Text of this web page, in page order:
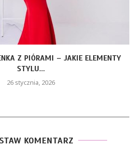
Z PIÓRAMI – JAKIE ELEMENTY
STYLU...
26 stycznia, 2026
KOMENTARZ